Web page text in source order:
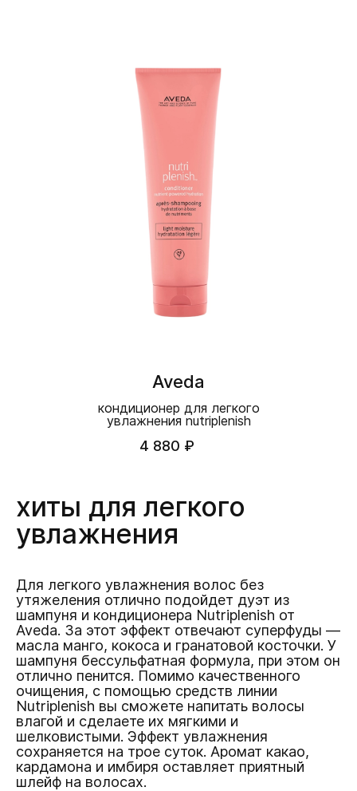
Aveda
кондиционер для легкого
увлажнения nutriplenish
4 880 ₽
хиты для легкого
увлажнения
Для легкого увлажнения волос без
утяжеления отлично подойдет дуэт из
шампуня и кондиционера Nutriplenish от
Aveda. За этот эффект отвечают суперфуды —
масла манго, кокоса и гранатовой косточки. У
шампуня бессульфатная формула, при этом он
отлично пенится. Помимо качественного
очищения, с помощью средств линии
Nutriplenish вы сможете напитать волосы
влагой и сделаете их мягкими и
шелковистыми. Эффект увлажнения
сохраняется на трое суток. Аромат какао,
кардамона и имбиря оставляет приятный
шлейф на волосах.